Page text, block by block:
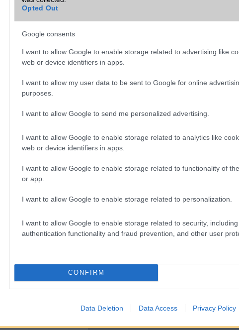
Opted Out
Google consents
I want to allow Google to enable storage related to advertising like
web or device identifiers in apps.
I want to allow my user data to be sent to Google for online
purposes.
I want to allow Google to send me personalized advertising.
I want to allow Google to enable storage related to analytics like
web or device identifiers in apps.
I want to allow Google to enable storage related to functionality of
or app.
I want to allow Google to enable storage related to personalization.
I want to allow Google to enable storage related to security, including
authentication functionality and fraud prevention, and other user
CONFIRM
Data Deletion Data Access Privacy Policy
GPS
aGPS (USA),
Típus Silicium-Carbon
Visszatöltésre
Bank)
Gyorstöltés
Flash/Ujjlenyomat olvasó Fingerprint sensor
Organizer alap szolgáltatás
T9 szótár